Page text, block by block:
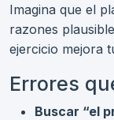
Imagina que el
razones
ejercicio mejora
Errores
Buscar “el